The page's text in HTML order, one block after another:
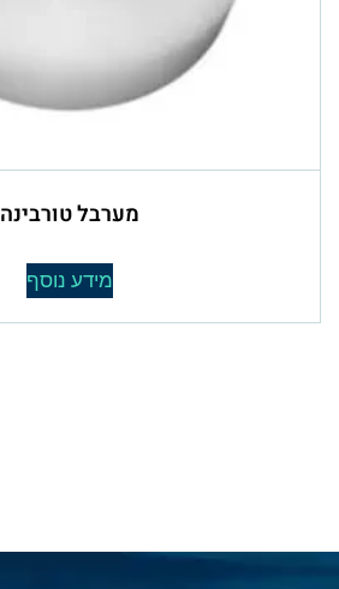
מערבל טורבינה
מידע נוסף